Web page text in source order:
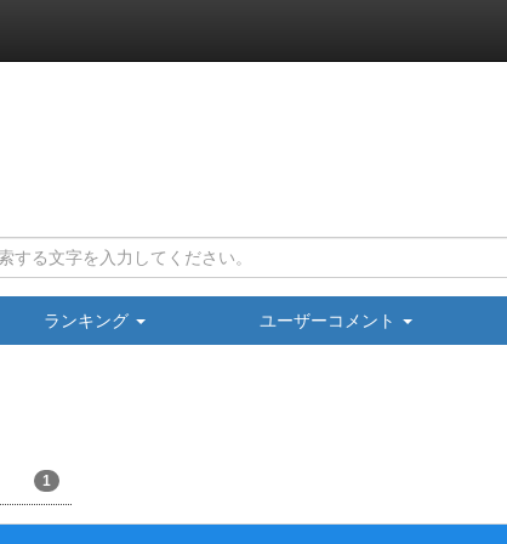
ランキング ユーザーコメント
1